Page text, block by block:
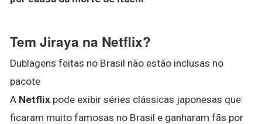
Tem Jiraya na Netflix?
Dublagens feitas no Brasil não estão inclusas no
pacote
A Netflix pode exibir séries clássicas japonesas que
ficaram muito famosas no Brasil e ganharam fãs por